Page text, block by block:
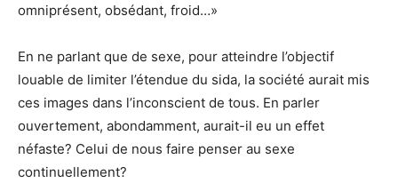
omniprésent, obsédant, froid…»
En ne parlant que de sexe, pour atteindre l’objectif
louable de limiter l’étendue du sida, la société aurait mis
ces images dans l’inconscient de tous. En parler
ouvertement, abondamment, aurait-il eu un effet
néfaste? Celui de nous faire penser au sexe
continuellement?